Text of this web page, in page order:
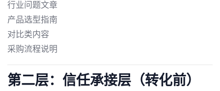
行业问题文章
产品选型指南
对比类内容
采购流程说明
第二层：信任承接层（转化前）